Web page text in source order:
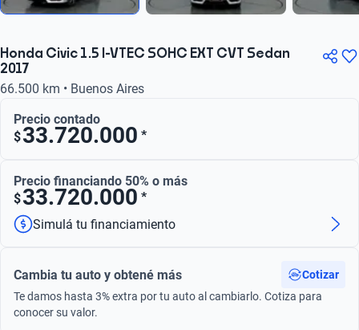
Honda Civic 1.5 I-VTEC SOHC EXT CVT Sedan
2017
66.500 km • Buenos Aires
Precio contado
$33.720.000 *
Precio financiando 50% o más
$33.720.000 *
Simulá tu financiamiento
Cambia tu auto y obtené más
Cotizar
Te damos hasta 3% extra por tu auto al cambiarlo. Cotiza para
conocer su valor.